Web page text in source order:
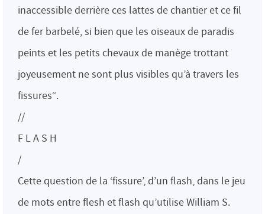
inaccessible derrière ces lattes de chantier et ce fil
de fer barbelé, si bien que les oiseaux de paradis
peints et les petits chevaux de manège trottant
joyeusement ne sont plus visibles qu’à travers les
fissures“.
//
F L A S H
/
Cette question de la ‘fissure’, d’un flash, dans le jeu
de mots entre flesh et flash qu’utilise William S.